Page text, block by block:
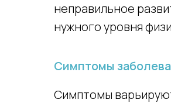
неправильное
нужного уровня
Симптомы
Симптомы